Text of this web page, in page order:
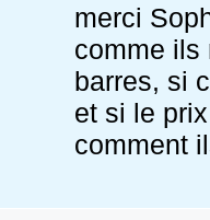
merci
comme ils
barres, si
et si le
comment